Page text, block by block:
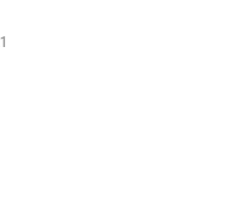
адуу" баримтат киног